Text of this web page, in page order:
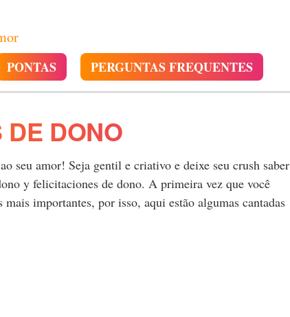
PONTAS PERGUNTAS FREQUENTES
DONO
seu amor! Seja gentil e criativo e deixe seu crush saber
y felicitaciones de dono. A primeira vez que você
importantes, por isso, aqui estão algumas cantadas